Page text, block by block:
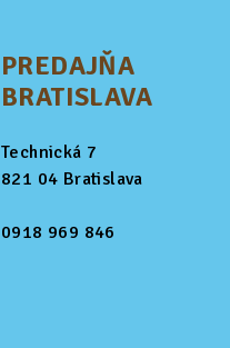
PREDAJŇA
BRATISLAVA
Technická 7
821 04 Bratislava
0918 969 846